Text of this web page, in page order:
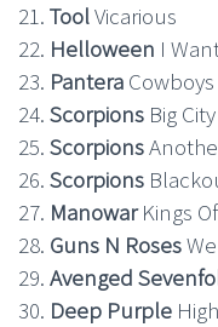
21. ToolVicarious
22. Helloween I
23. Pantera
24. Scorpions Big
25. Scorpions
26. Scorpions
27. ManowarKings
28. Guns N Roses
29. Avenged
30. Deep Purple